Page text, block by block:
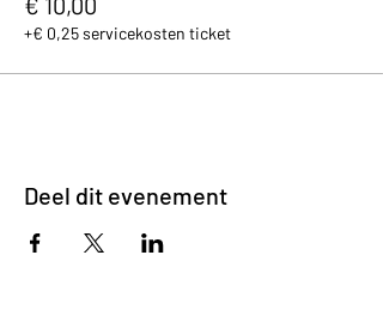
+€ 0,25 servicekosten ticket
Deel dit evenement